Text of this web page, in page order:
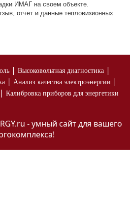
ИМАГ на своем объекте.
отчет и данные тепловизионных
| Высоковольтная диагностика |
| Анализ качества электроэнергии |
| Калибровка приборов для энергетики
- умный сайт для вашего